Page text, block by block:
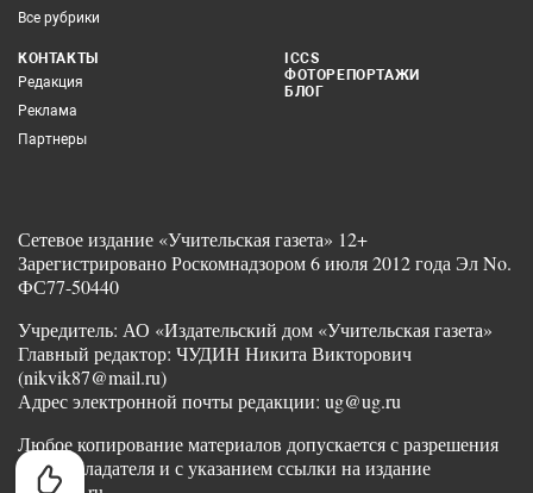
Все рубрики
КОНТАКТЫ
Редакция
Реклама
Партнеры
ICCS
ФОТОРЕПОРТАЖИ
БЛОГ
Сетевое издание «Учительская газета» 12+
Зарегистрировано Роскомнадзором 6 июля 2012 года Эл No.
ФС77-50440
Учредитель: АО «Издательский дом «Учительская газета»
Главный редактор: ЧУДИН Никита Викторович
(nikvik87@mail.ru)
Адрес электронной почты редакции: ug@ug.ru
Любое копирование материалов допускается с разрешения
правообладателя и с указанием ссылки на издание